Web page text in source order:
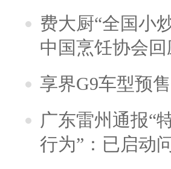
费大厨“全国小
中国烹饪协会回
享界G9车型预
广东雷州通报“
行为”：已启动